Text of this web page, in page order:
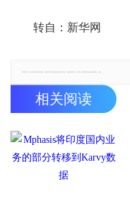
转自：新华网
相关阅读